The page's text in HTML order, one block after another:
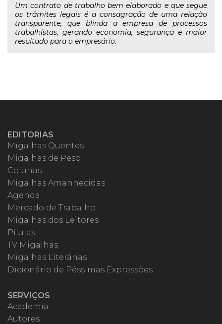
Um contrato de trabalho bem elaborado e que segue
os trâmites legais é a consagração de uma relação
transparente, que blinda a empresa de processos
trabalhistas, gerando economia, segurança e maior
resultado para o empresário.
EDITORIAS
Migalhas Quentes
Migalhas de Peso
Colunas
Migalhas Amanhecidas
Agenda
Mercado de Trabalho
Migalhas dos Leitores
Pílulas
TV Migalhas
Migalhas Literárias
Dicionário de Péssimas Expressões
SERVIÇOS
Academia
Autores